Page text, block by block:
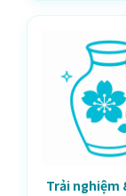
Trải nghiệm